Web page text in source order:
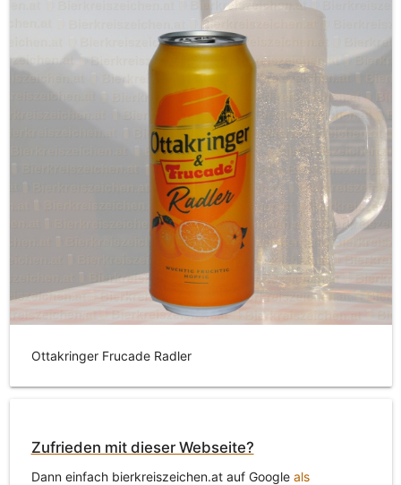
Ottakringer Frucade Radler
Zufrieden mit dieser Webseite?
Dann einfach bierkreiszeichen.at auf Google als